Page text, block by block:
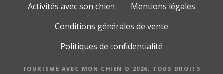
Activités avec son chien
Mentions légales
Conditions générales de vente
Politiques de confidentialité
TOURISME AVEC MON CHIEN © 2026. TOUS DROITS